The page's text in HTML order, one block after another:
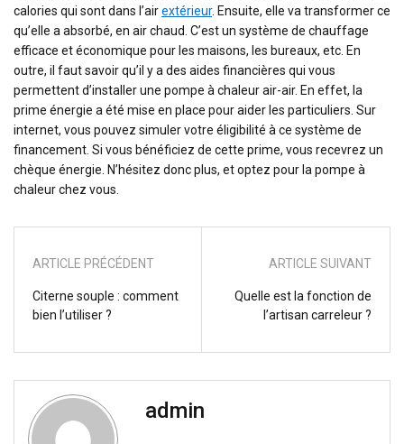
calories qui sont dans l’airextérieur. Ensuite, elle va transformer ce
qu’elle a absorbé, en air chaud. C’est un système de chauffage
efficace et économique pour les maisons, les bureaux, etc. En
outre, il faut savoir qu’il y a des aides financières qui vous
permettent d’installer une pompe à chaleur air-air. En effet, la
prime énergie a été mise en place pour aider les particuliers. Sur
internet, vous pouvez simuler votre éligibilité à ce système de
financement. Si vous bénéficiez de cette prime, vous recevrez un
chèque énergie. N’hésitez donc plus, et optez pour la pompe à
chaleur chez vous.
ARTICLE PRÉCÉDENT
Citerne souple : comment
bien l’utiliser ?
ARTICLE SUIVANT
Quelle est la fonction de
l’artisan carreleur ?
admin